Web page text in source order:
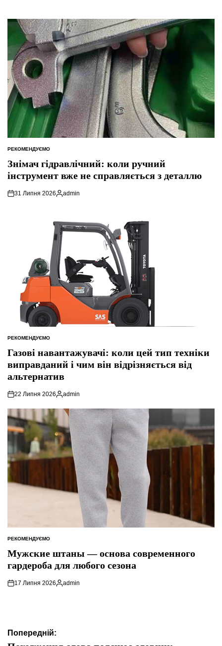
ОПУБЛІКУВАТИ
РЕКОМЕНДУЄМО
Знімач гідравлічний: коли ручний
інструмент вже не справляється з деталлю
31 Липня 2026
Опубліковано
admin
ОПУБЛІКУВАТИ
РЕКОМЕНДУЄМО
Газові навантажувачі: коли цей тип техніки
виправданий і чим він відрізняється від
альтернатив
22 Липня 2026
Опубліковано
admin
ОПУБЛІКУВАТИ
РЕКОМЕНДУЄМО
Мужские штаны — основа современного
гардероба для любого сезона
17 Липня 2026
Опубліковано
admin
Навігація
Попередній: